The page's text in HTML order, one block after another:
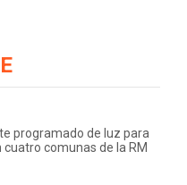
programado de luz para
comunas de la RM